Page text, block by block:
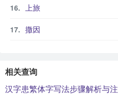
上旅
撒因
相关查询
汉字患繁体字写法步骤解析与